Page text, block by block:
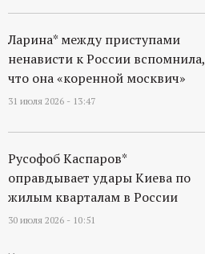
л
Ларина* между приступами
ненависти к России вспомнила,
что она «коренной москвич»
31 июля 2026 - 13:47
Русофоб Каспаров*
оправдывает удары Киева по
жилым кварталам в России
30 июля 2026 - 10:51